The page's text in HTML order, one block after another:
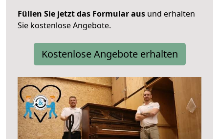
Füllen Sie jetzt das Formular aus und erhalten
Sie kostenlose Angebote.
Kostenlose Angebote erhalten